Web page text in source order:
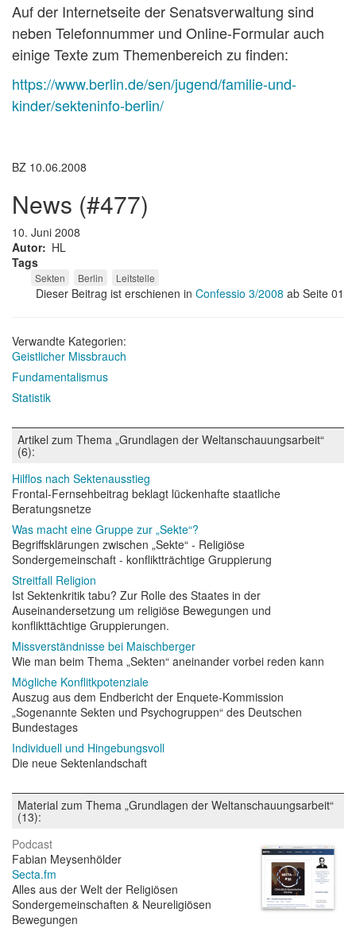
Auf der Internetseite der Senatsverwaltung sind
neben Telefonnummer und Online-Formular auch
einige Texte zum Themenbereich zu finden:
https://www.berlin.de/sen/jugend/familie-und-
kinder/sekteninfo-berlin/
BZ 10.06.2008
news (#477)
10. Juni 2008
Autor
HL
Tags
Sekten Berlin Leitstelle
Dieser Beitrag ist erschienen in Confessio 3/2008 ab Seite 01
Verwandte Kategorien:
Geistlicher Missbrauch
Fundamentalismus
Statistik
Artikel zum Thema „Grundlagen der Weltanschauungsarbeit“
(6):
Hilflos nach Sektenausstieg
Frontal-Fernsehbeitrag beklagt lückenhafte staatliche
Beratungsnetze
Was macht eine Gruppe zur „Sekte“?
Begriffsklärungen zwischen „Sekte“ - Religiöse
Sondergemeinschaft - konfliktträchtige Gruppierung
Streitfall Religion
Ist Sektenkritik tabu? Zur Rolle des Staates in der
Auseinandersetzung um religiöse Bewegungen und
konflikttächtige Gruppierungen.
Missverständnisse bei Maischberger
Wie man beim Thema „Sekten“ aneinander vorbei reden kann
Mögliche Konflitkpotenziale
Auszug aus dem Endbericht der Enquete-Kommission
„Sogenannte Sekten und Psychogruppen“ des Deutschen
Bundestages
Individuell und Hingebungsvoll
Die neue Sektenlandschaft
Material zum Thema „Grundlagen der Weltanschauungsarbeit“
(13):
Podcast
Fabian Meysenhölder
Secta.fm
Alles aus der Welt der Religiösen
Sondergemeinschaften & Neureligiösen
Bewegungen